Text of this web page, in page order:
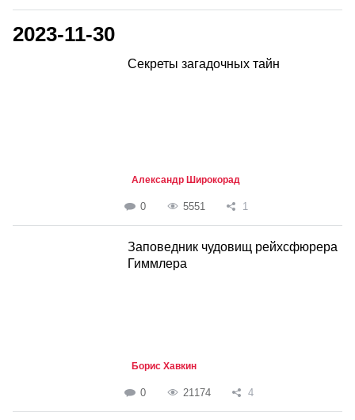
2023-11-30
Секреты загадочных тайн
Александр Широкорад
0 5551 1
Заповедник чудовищ рейхсфюрера
Гиммлера
Борис Хавкин
0 21174 4